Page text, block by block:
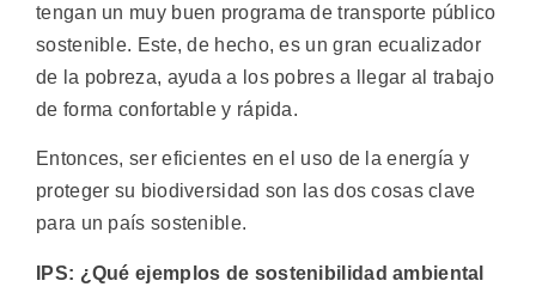
tengan un muy buen programa de transporte público
sostenible. Este, de hecho, es un gran ecualizador
de la pobreza, ayuda a los pobres a llegar al trabajo
de forma confortable y rápida.
Entonces, ser eficientes en el uso de la energía y
proteger su biodiversidad son las dos cosas clave
para un país sostenible.
IPS: ¿Qué ejemplos de sostenibilidad ambiental